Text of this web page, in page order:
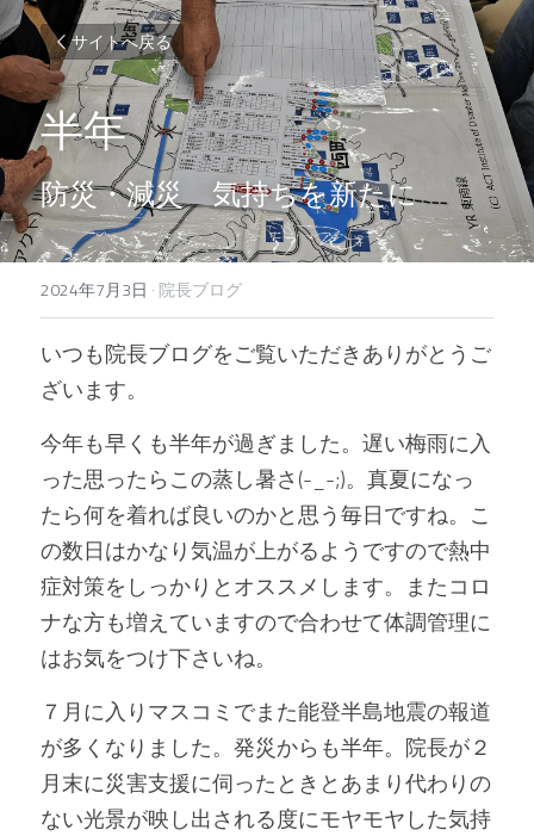
サイトへ戻る
半年
防災・減災　気持ちを新たに
2024年7月3日 · 院長ブログ
いつも院長ブログをご覧いただきありがとうご
ざいます。
今年も早くも半年が過ぎました。遅い梅雨に入
った思ったらこの蒸し暑さ(-_-;)。真夏になっ
たら何を着れば良いのかと思う毎日ですね。こ
の数日はかなり気温が上がるようですので熱中
症対策をしっかりとオススメします。またコロ
ナな方も増えていますので合わせて体調管理に
はお気をつけ下さいね。
７月に入りマスコミでまた能登半島地震の報道
が多くなりました。発災からも半年。院長が２
月末に災害支援に伺ったときとあまり代わりの
ない光景が映し出される度にモヤモヤした気持